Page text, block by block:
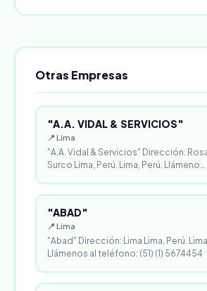
Otras Empresas
"A.A. VIDAL & SERVICIOS"
📍 Lima
"A.A. Vidal & Servicios" Dirección:
Surco Lima, Perú. Lima, Perú. Llámeno…
"ABAD"
📍 Lima
"Abad" Dirección: Lima Lima, Perú.
Llámenos al teléfono: (51) (1) 5674454